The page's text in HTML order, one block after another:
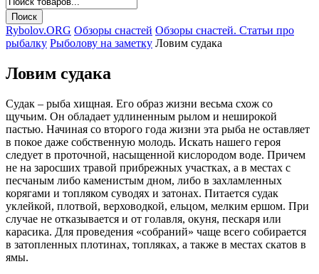
Rybolov.ORG Обзоры снастей Обзоры снастей. Статьи про
рыбалку Рыболову на заметку Ловим судака
Ловим судака
Судак – рыба хищная. Его образ жизни весьма схож со
щучьим. Он обладает удлиненным рылом и неширокой
пастью. Начиная со второго года жизни эта рыба не оставляет
в покое даже собственную молодь. Искать нашего героя
следует в проточной, насыщенной кислородом воде. Причем
не на заросших травой прибрежных участках, а в местах с
песчаным либо каменистым дном, либо в захламленных
корягами и топляком суводях и затонах. Питается судак
уклейкой, плотвой, верховодкой, ельцом, мелким ершом. При
случае не отказывается и от голавля, окуня, пескаря или
карасика. Для проведения «собраний» чаще всего собирается
в затопленных плотинах, топляках, а также в местах скатов в
ямы.